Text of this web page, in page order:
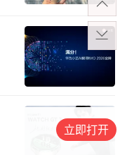
立即打开